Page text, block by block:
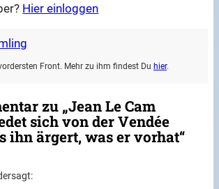
Hier einloggen
Front. Mehr zu ihm findest Duhier.
zu „Jean Le Cam
sich von der Vendée
ihn ärgert, was er vorhat“
sagt: